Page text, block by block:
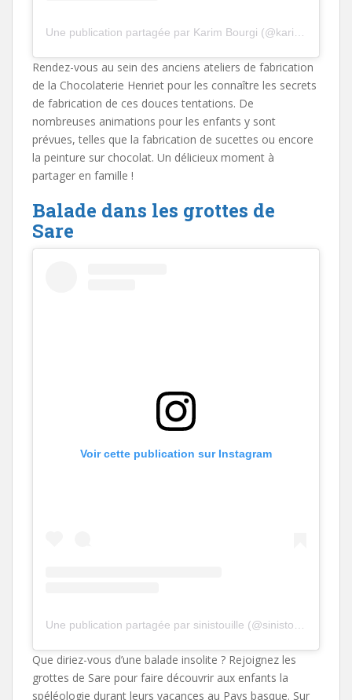
Rendez-vous au sein des anciens ateliers de fabrication
de la Chocolaterie Henriet pour les connaître les secrets
de fabrication de ces douces tentations. De
nombreuses animations pour les enfants y sont
prévues, telles que la fabrication de sucettes ou encore
la peinture sur chocolat. Un délicieux moment à
partager en famille !
Balade dans les grottes de
Sare
Voir cette publication sur Instagram
Que diriez-vous d’une balade insolite ? Rejoignez les
grottes de Sare pour faire découvrir aux enfants la
spéléologie durant leurs vacances au Pays basque. Sur